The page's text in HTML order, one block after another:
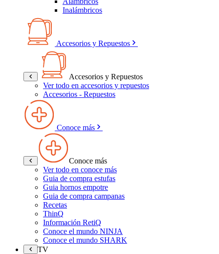
Inalámbricos
Accesorios y Repuestos
Accesorios y Repuestos
Ver todo en accesorios y repuestos
Accesorios - Repuestos
Conoce más
Conoce más
Ver todo en conoce más
Guia de compra estufas
Guia hornos empotre
Guia de compra campanas
Recetas
ThinQ
Información RetiQ
Conoce el mundo NINJA
Conoce el mundo SHARK
TV